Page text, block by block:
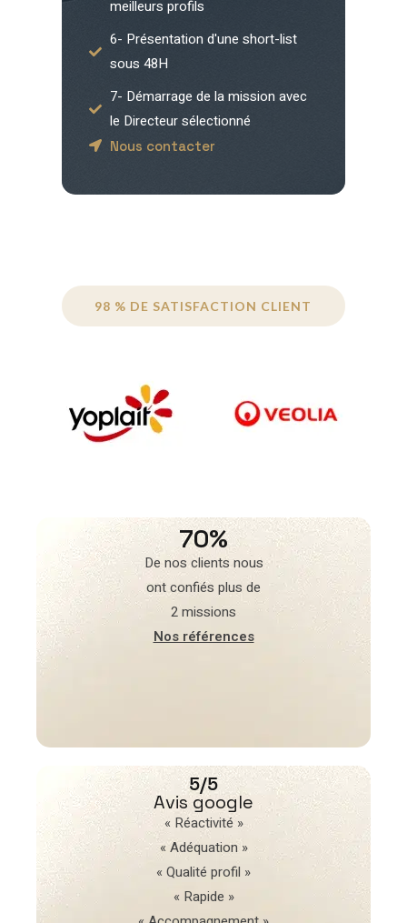
meilleurs profils
6- Présentation d'une short-list
sous 48H
7- Démarrage de la mission avec
le Directeur sélectionné
Nous contacter
98 % DE SATISFACTION CLIENT
70%
De nos clients nous
ont confiés plus de
2 missions
Nos références
5/5
Avis google
« Réactivité »
« Adéquation »
« Qualité profil »
« Rapide »